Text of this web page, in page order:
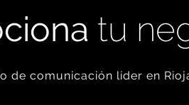
tu
de comunicación líder en